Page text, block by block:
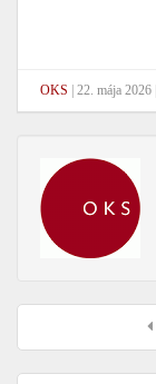
OKS 22. mája 2026